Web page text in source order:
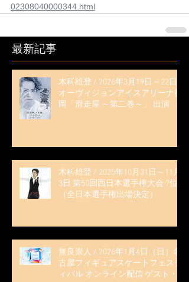
02308040000344.html
最新記事
木科雄登 / 2026年3月19日～22日
オーヴィジョンアイスアリーナ福
岡「滑走屋 ～第二巻～」 出演
木科雄登 / 2025年10月31日～11月
3日 第50回西日本選手権大会 7位
（全日本選手権出場決定）
無良崇人 / 2026年1月4日（日）名
古屋フィギュアスケートフェステ
ィバル オンライン配信 ゲスト・